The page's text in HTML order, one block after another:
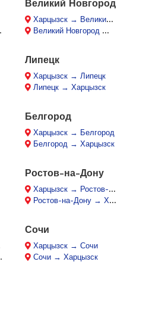
Великий Новгород
Харцызск → Великий Новгород
Великий Новгород → Харцызск
Липецк
Харцызск → Липецк
Липецк → Харцызск
Белгород
Харцызск → Белгород
Белгород → Харцызск
Ростов-на-Дону
Харцызск → Ростов-на-Дону
Ростов-на-Дону → Харцызск
Сочи
Харцызск → Сочи
Сочи → Харцызск